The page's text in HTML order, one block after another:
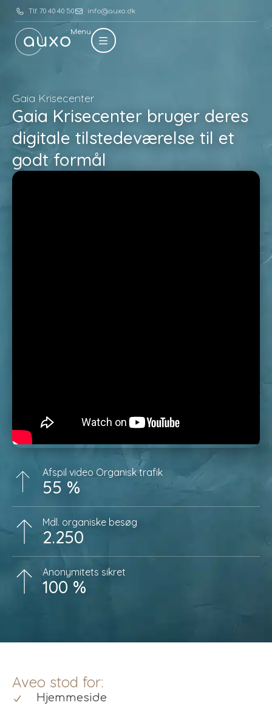
Tlf. 70 40 40 50 info@auxo.dk
Menu
Gaia Krisecenter
Gaia Krisecenter bruger deres
digitale tilstedeværelse til et
godt formål
Afspil video Organisk trafik
55 %
Mdl. organiske besøg
2.250
Anonymitets sikret
100 %
Aveo stod for:
Hjemmeside